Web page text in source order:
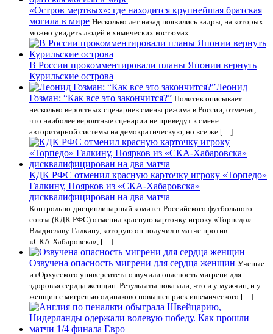
«Остров мертвых»: где находится крупнейшая братская
могила в мире Несколько лет назад появились кадры, на которых
можно увидеть людей в химических костюмах.
В России прокомментировали планы Японии вернуть
Курильские острова
Леонид
Гозман: “Как все это закончится?” Политик описывает
несколько вероятных сценариев смены режима в России, отмечая,
что наиболее вероятные сценарии не приведут к смене
авторитарной системы на демократическую, но все же […]
КДК РФС отменил красную карточку игроку «Торпедо»
Галкину, Поярков из «СКА‑Хабаровска»
дисквалифицирован на два матча
Контрольно‑дисциплинарный комитет Российского футбольного
союза (КДК РФС) отменил красную карточку игроку «Торпедо»
Владиславу Галкину, которую он получил в матче против
«СКА‑Хабаровска», […]
Озвучена опасность мигрени для сердца женщин Ученые
из Орхусского университета озвучили опасность мигрени для
здоровья сердца женщин. Результаты показали, что и у мужчин, и у
женщин с мигренью одинаково повышен риск ишемического […]